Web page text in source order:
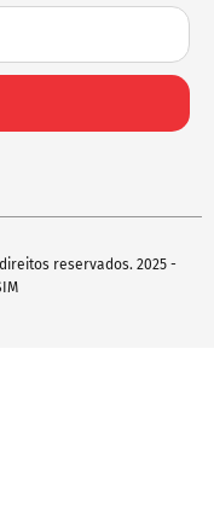
reservados. 2025 -